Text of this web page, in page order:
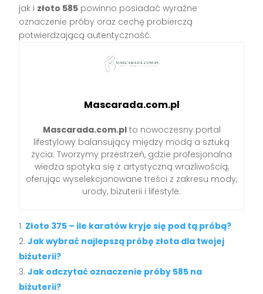
jak i złoto 585 powinno posiadać wyraźne
oznaczenie próby oraz cechę probierczą
potwierdzającą autentyczność.
Mascarada.com.pl
Mascarada.com.plto nowoczesny portal
lifestylowy balansujący między modą a sztuką
życia. Tworzymy przestrzeń, gdzie profesjonalna
wiedza spotyka się z artystyczną wrażliwością,
oferując wyselekcjonowane treści z zakresu mody,
urody, biżuterii i lifestyle.
Złoto 375 – ile karatów kryje się pod tą próbą?
Jak wybrać najlepszą próbę złota dla twojej
biżuterii?
Jak odczytać oznaczenie próby 585 na
biżuterii?